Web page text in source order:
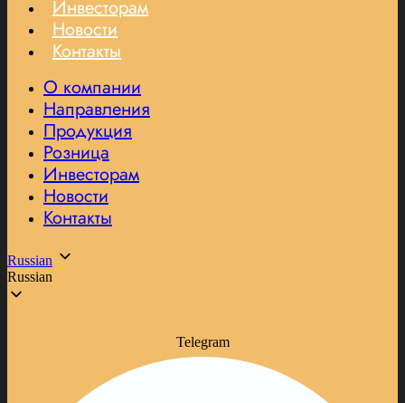
Инвесторам
Новости
Контакты
О компании
Направления
Продукция
Розница
Инвесторам
Новости
Контакты
Russian
Russian
Telegram